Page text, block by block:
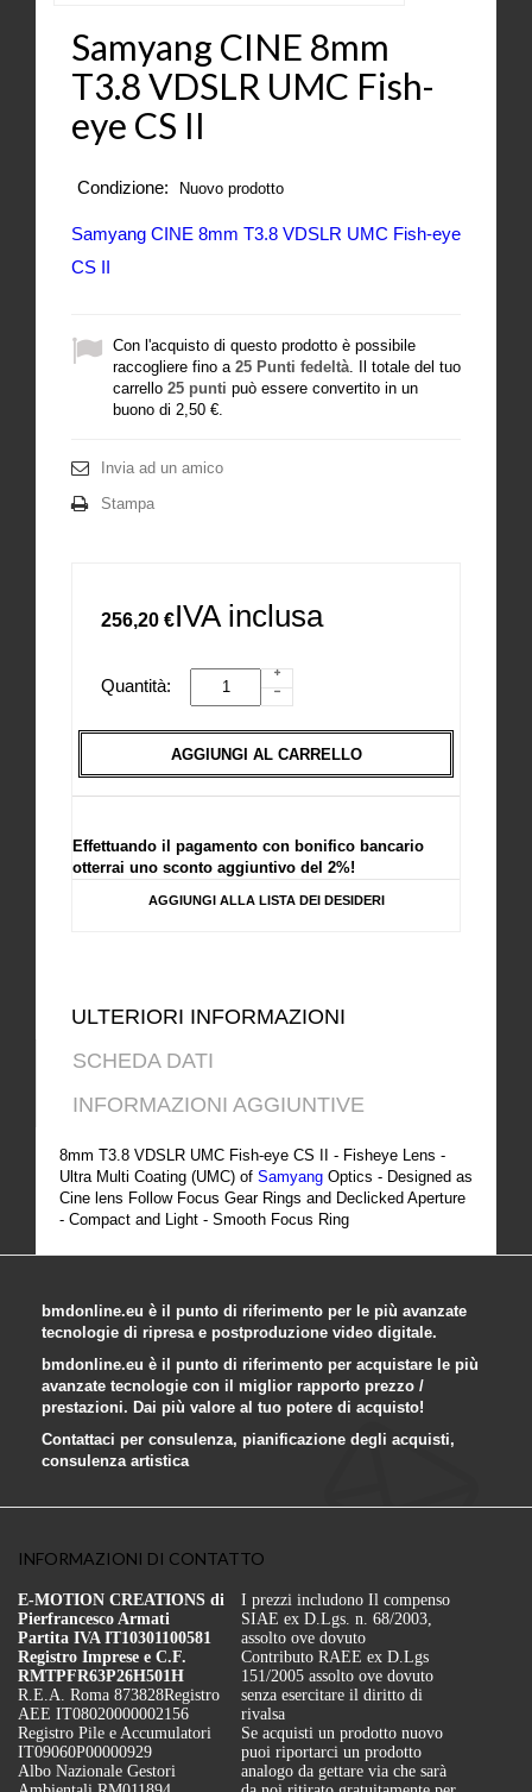
Samyang CINE 8mm
T3.8 VDSLR UMC Fish-
eye CS II
Condizione: Nuovo prodotto
Samyang CINE 8mm T3.8 VDSLR UMC Fish-eye
CS II
Con l'acquisto di questo prodotto è possibile
raccogliere fino a 25 Punti fedeltà . Il totale del tuo
carrello 25 punti può essere convertito in un
buono di 2,50 €
Invia ad un amico
Stampa
256,20 €IVA inclusa
Quantità:
AGGIUNGI AL CARRELLO
Effettuando il pagamento con bonifico bancario
otterrai uno sconto aggiuntivo del 2%!
AGGIUNGI ALLA LISTA DEI DESIDERI
ULTERIORI INFORMAZIONI
SCHEDA DATI
INFORMAZIONI AGGIUNTIVE
8mm T3.8 VDSLR UMC Fish-eye CS II - Fisheye Lens -
Ultra Multi Coating (UMC) of Samyang Optics - Designed as
Cine lens Follow Focus Gear Rings and Declicked Aperture
- Compact and Light - Smooth Focus Ring
bmdonline.eu è il punto di riferimento per le più avanzate
tecnologie di ripresa e postproduzione video digitale.
bmdonline.eu è il punto di riferimento per acquistare le più
avanzate tecnologie con il miglior rapporto prezzo /
prestazioni. Dai più valore al tuo potere di acquisto!
Contattaci per consulenza, pianificazione degli acquisti,
consulenza artistica
INFORMAZIONI DI CONTATTO
E-MOTION CREATIONS di
Pierfrancesco Armati
Partita IVA IT10301100581
Registro Imprese e C.F.
RMTPFR63P26H501H
R.E.A. Roma 873828Registro
AEE IT08020000002156
Registro Pile e Accumulatori
IT09060P00000929
Albo Nazionale Gestori
I prezzi includono Il compenso
SIAE ex D.Lgs. n. 68/2003,
assolto ove dovuto
Contributo RAEE ex D.Lgs
151/2005 assolto ove dovuto
senza esercitare il diritto di
rivalsa
Se acquisti un prodotto nuovo
puoi riportarci un prodotto
analogo da gettare via che sarà